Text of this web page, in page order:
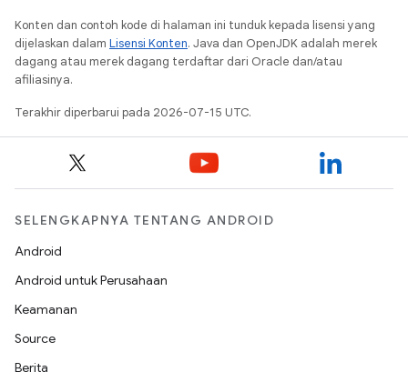
Konten dan contoh kode di halaman ini tunduk kepada lisensi yang
dijelaskan dalam Lisensi Konten. Java dan OpenJDK adalah merek
dagang atau merek dagang terdaftar dari Oracle dan/atau
afiliasinya.
Terakhir diperbarui pada 2026-07-15 UTC.
SELENGKAPNYA TENTANG ANDROID
Android
Android untuk Perusahaan
Keamanan
Source
Berita